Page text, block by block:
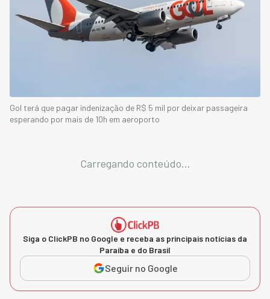
Gol terá que pagar indenização de R$ 5 mil por deixar passageira
esperando por mais de 10h em aeroporto
Carregando conteúdo...
Siga o ClickPB no Google e receba as principais notícias da
Paraíba e do Brasil
Seguir no Google